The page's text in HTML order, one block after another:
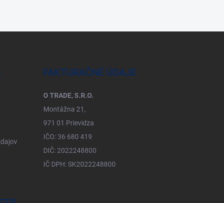
FAKTURAČNÉ ÚDAJE
O TRADE, S.R.O.
Montážna 21,
971 01 Prievidza
IČO: 36 680 419
DIČ: 2022248800
IČ DPH: SK2022248800